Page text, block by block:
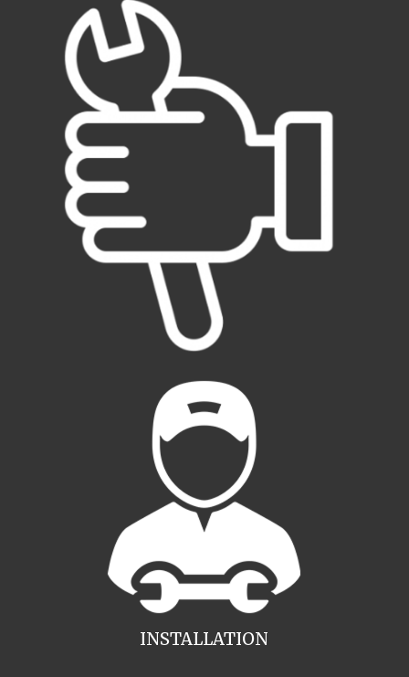
INSTALLATION